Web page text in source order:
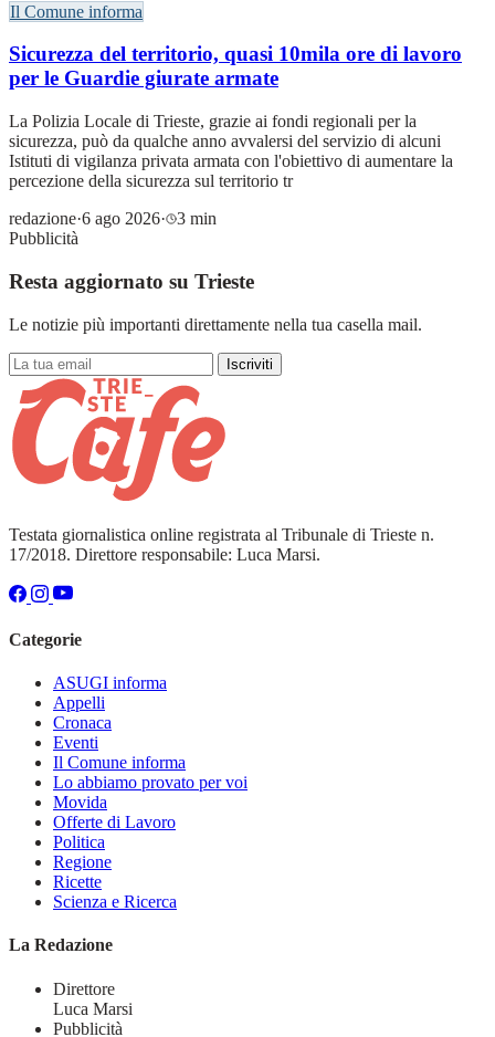
Il Comune informa
Sicurezza del territorio, quasi 10mila ore di lavoro
per le Guardie giurate armate
La Polizia Locale di Trieste, grazie ai fondi regionali per la
sicurezza, può da qualche anno avvalersi del servizio di alcuni
Istituti di vigilanza privata armata con l'obiettivo di aumentare la
percezione della sicurezza sul territorio tr
redazione·6 ago 2026·
3 min
Pubblicità
Resta aggiornato su Trieste
Le notizie più importanti direttamente nella tua casella mail.
Iscriviti
Testata giornalistica online registrata al Tribunale di Trieste n.
17/2018. Direttore responsabile: Luca Marsi.
Categorie
ASUGI informa
Appelli
Cronaca
Eventi
Il Comune informa
Lo abbiamo provato per voi
Movida
Offerte di Lavoro
Politica
Regione
Ricette
Scienza e Ricerca
La Redazione
Direttore
Luca Marsi
Pubblicità